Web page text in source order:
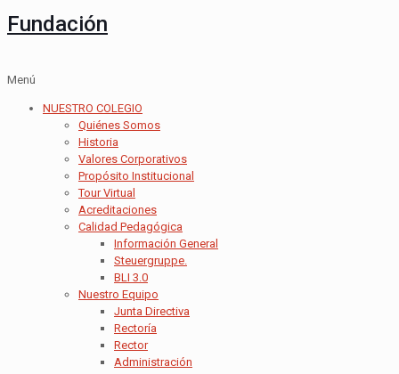
Fundación
Menú
NUESTRO COLEGIO
Quiénes Somos
Historia
Valores Corporativos
Propósito Institucional
Tour Virtual
Acreditaciones
Calidad Pedagógica
Información General
Steuergruppe.
BLI 3.0
Nuestro Equipo
Junta Directiva
Rectoría
Rector
Administración